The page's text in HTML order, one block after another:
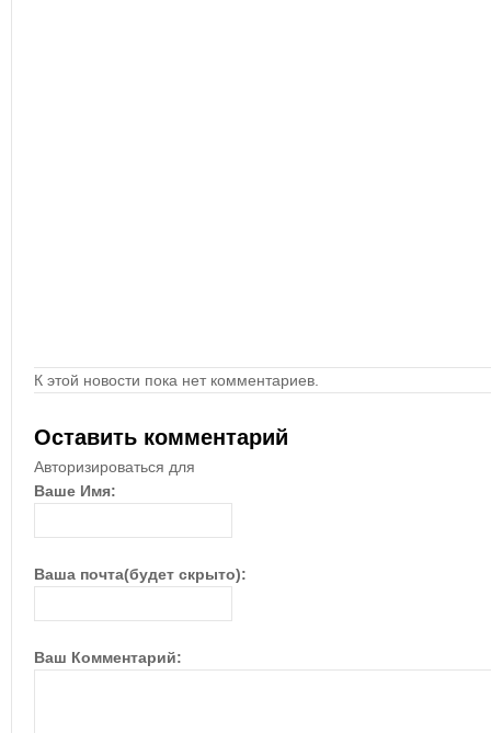
К этой новости пока нет комментариев.
Оставить комментарий
Авторизироваться для
Ваше Имя:
Ваша почта(будет скрыто):
Ваш Комментарий: